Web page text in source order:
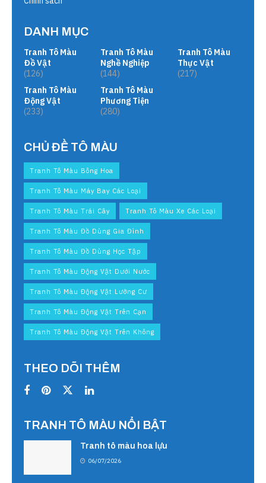
DANH MỤC
Tranh Tô Màu
Đồ Vật
(126)
Tranh Tô Màu
Động Vật
(233)
Tranh Tô Màu
Nghề Nghiệp
(144)
Tranh Tô Màu
Phương Tiện
(280)
Tranh Tô Màu
Thực Vật
(217)
CHỦ ĐỀ TÔ MÀU
Tranh Tô Màu Bông Hoa
Tranh Tô Màu Máy Bay Các Loại
Tranh Tô Màu Trái Cây Tranh Tô Màu Xe Các Loại
Tranh Tô Màu Đồ Dùng Gia Đình
Tranh Tô Màu Đồ Dùng Học Tập
Tranh Tô Màu Động Vật Dưới Nước
Tranh Tô Màu Động Vật Lưỡng Cư
Tranh Tô Màu Động Vật Trên Cạn
Tranh Tô Màu Động Vật Trên Không
THEO DÕI THÊM
TRANH TÔ MÀU NỔI BẬT
Tranh tô màu hoa lựu
06/07/2026